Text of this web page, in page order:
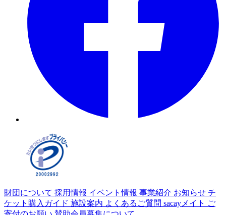
財団について 採用情報 イベント情報 事業紹介 お知らせ チ
ケット購入ガイド 施設案内 よくあるご質問 sacayメイト ご